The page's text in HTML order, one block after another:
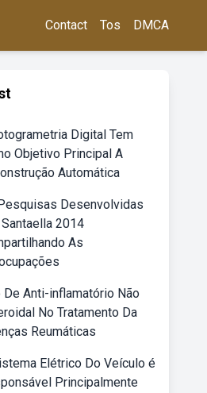
Contact Tos DMCA
Digital Tem
Objetivo Principal A
Automática
Desenvolvidas
2014
As
De Anti-inflamatório Não
No Tratamento Da
Reumáticas
Elétrico Do Veículo é
Principalmente